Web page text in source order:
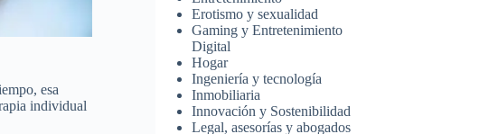
esa
individual
Erotismo y sexualidad
Gaming y Entretenimiento
Digital
Hogar
Ingeniería y tecnología
Inmobiliaria
Innovación y Sostenibilidad
Legal, asesorías y abogados